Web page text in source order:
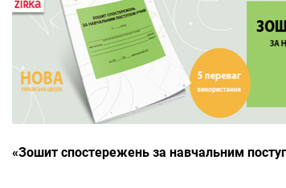
«Зошит спостережень за навчальним